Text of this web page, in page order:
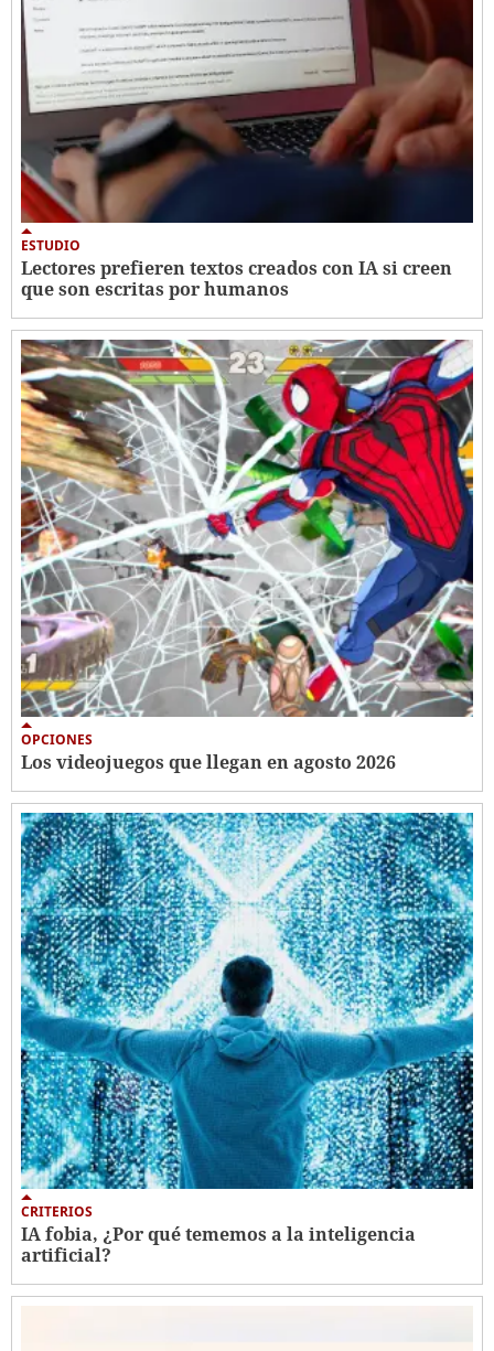
ESTUDIO
Lectores prefieren textos creados con IA si creen
que son escritas por humanos
OPCIONES
Los videojuegos que llegan en agosto 2026
CRITERIOS
IA fobia, ¿Por qué tememos a la inteligencia
artificial?